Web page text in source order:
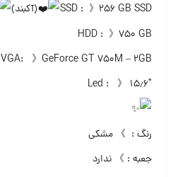
SSD : 》۲۵۶ GB SSD
(آکبند)
HDD : 》۷۵۰ GB
VGA: 》GeForce GT 750M – 2GB
Led : 》 ۱۵٫۶″
رنگ : 》 مشکی
جعبه : 》 ندارد